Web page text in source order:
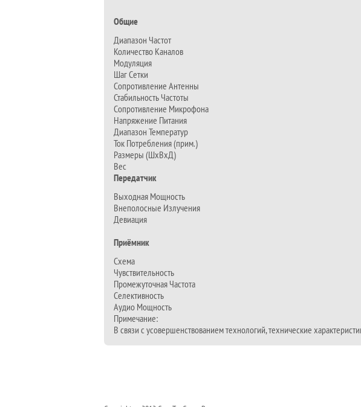
Общие
Диапазон Частот
Количество Каналов
Модуляция
Шаг Сетки
Сопротивление Антенны
Стабильность Частоты
Сопротивление Микрофона
Напряжение Питания
Диапазон Температур
Ток Потребления (прим.)
Размеры (ШхВхД)
Вес
Передатчик
Выходная Мощность
Внеполосные Излучения
Девиация
Приёмник
Схема
Чувствительность
Промежуточная Частота
Селективность
Аудио Мощность
Примечание:
В связи с усовершенствованием технологий, технические